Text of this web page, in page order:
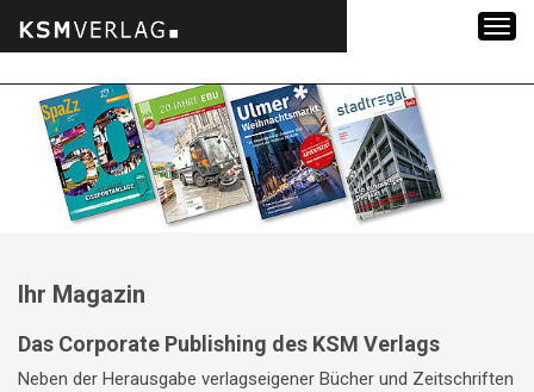
Inhalt
springen
Ihr Magazin
Das Corporate Publishing des KSM Verlags
Neben der Herausgabe verlagseigener Bücher und Zeitschriften